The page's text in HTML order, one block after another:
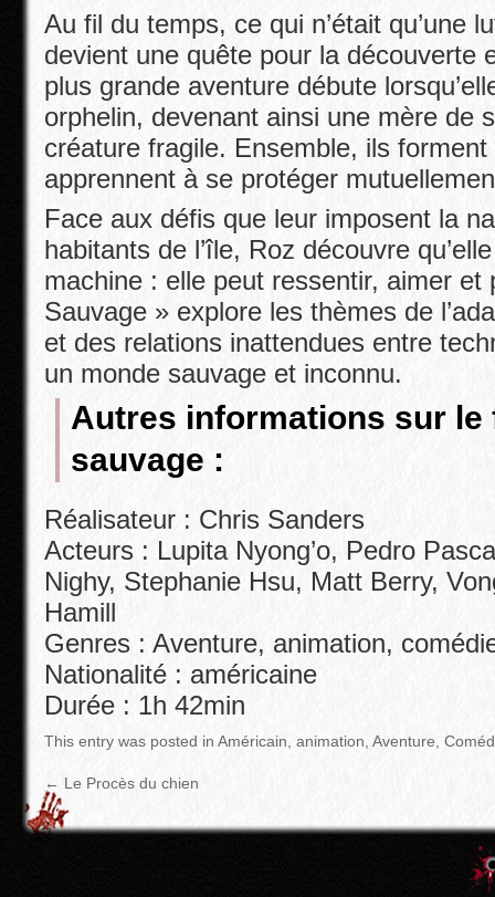
Au fil du temps, ce qui n’était qu’une
devient une quête pour la découverte
plus grande aventure débute
orphelin, devenant ainsi une mère de
créature fragile. Ensemble, ils
apprennent à se protéger
Face aux défis que leur imposent la
habitants de l’île, Roz découvre
machine : elle peut ressentir, aimer et
Sauvage » explore les thèmes de
et des relations inattendues entre
un monde sauvage et inconnu.
Autres informations sur
sauvage :
Réalisateur : Chris Sanders
Acteurs : Lupita Nyong’o, Pedro
Nighy, Stephanie Hsu, Matt Berry,
Hamill
Genres : Aventure, animation,
Nationalité : américaine
Durée : 1h 42min
This entry was posted in Américain animation Aventure
← Le Procès du chien